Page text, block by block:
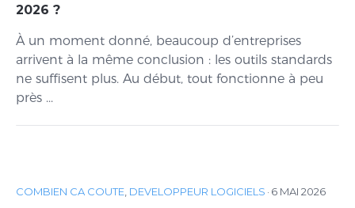
2026 ?
À un moment donné, beaucoup d’entreprises
arrivent à la même conclusion : les outils standards
ne suffisent plus. Au début, tout fonctionne à peu
près ...
COMBIEN CA COUTE, DEVELOPPEUR LOGICIELS · 6 MAI 2026